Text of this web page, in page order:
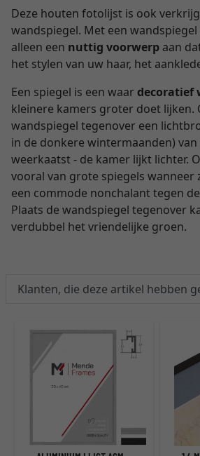
Deze houten fotolijst is ook
wandspiegel. Met een
alleen een nuttig voorwerp aan
het stylen van uw haar, het
Een spiegel is een waardecoratief
kleinere kamers groter doet lijken.
wandspiegel tegenover een
in de donkere wintermaanden)
weerkaatst - de kamer lijkt lichter.
vooral van grote spiegels wanneer
een commode nonchalant tegen
Plaats de wandspiegel tegenover
verdubbel het vriendelijke groen.
Klanten, die deze artikel hebben